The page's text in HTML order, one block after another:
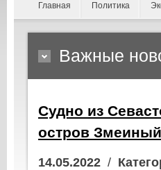
Главная Политика
Важные
Судно из
остров
14.05.2022 /